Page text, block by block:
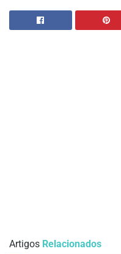
Artigos Relacionados